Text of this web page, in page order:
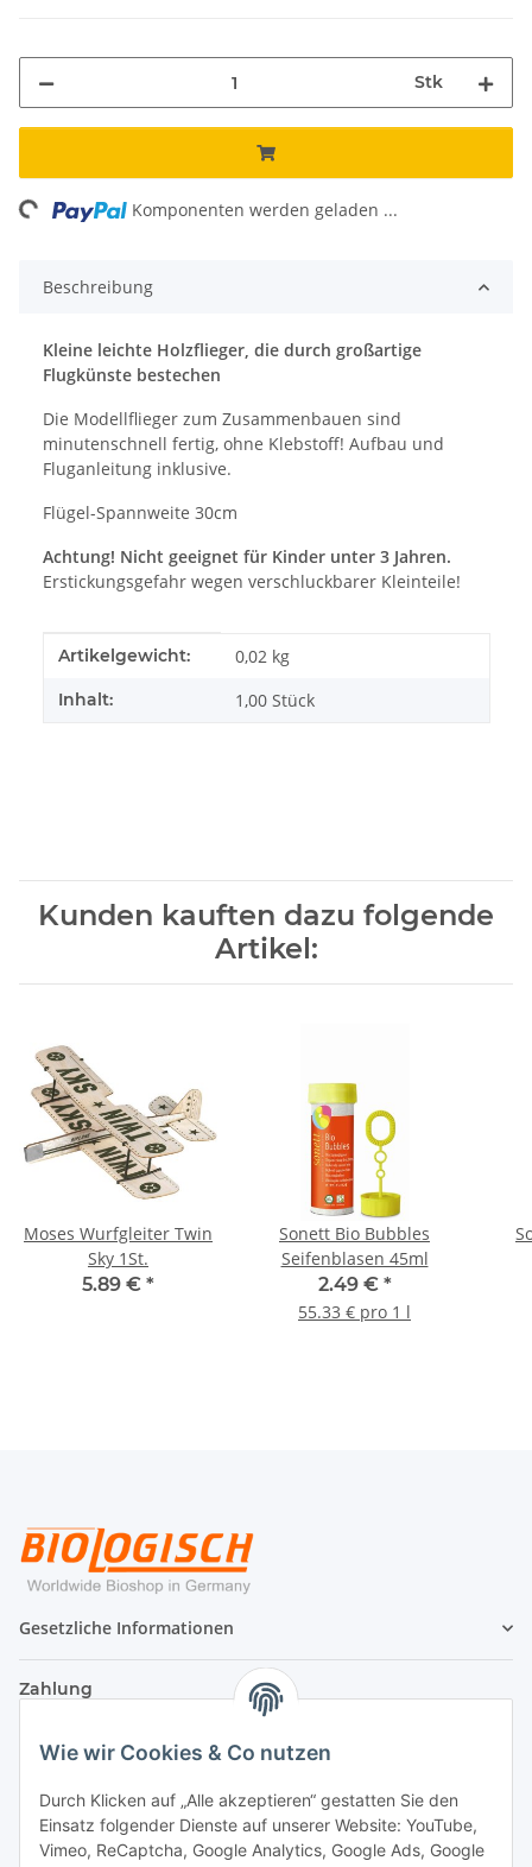
Wie wir Cookies & Co nutzen
Durch Klicken auf „Alle akzeptieren“ gestatten Sie den
Einsatz folgender Dienste auf unserer Website: YouTube,
Vimeo, ReCaptcha, Google Analytics, Google Ads, Google
Stk
Komponenten werden geladen ...
Beschreibung
Kleine leichte Holzflieger, die durch großartige
Flugkünste bestechen
Die Modellflieger zum Zusammenbauen sind
minutenschnell fertig, ohne Klebstoff! Aufbau und
Fluganleitung inklusive.
Flügel-Spannweite 30cm
Achtung! Nicht geeignet für Kinder unter 3 Jahren.
Erstickungsgefahr wegen verschluckbarer Kleinteile!
Produkteigenschaft
Wert
Artikelgewicht: 0,02 kg
Inhalt: 1,00 Stück
Kunden kauften dazu folgende
Artikel:
Moses Wurfgleiter Twin
Sky 1St.
5.89 € *
Sonett Bio Bubbles
Seifenblasen 45ml
2.49 € *
55.33 € pro 1 l
Gesetzliche Informationen
Zahlung